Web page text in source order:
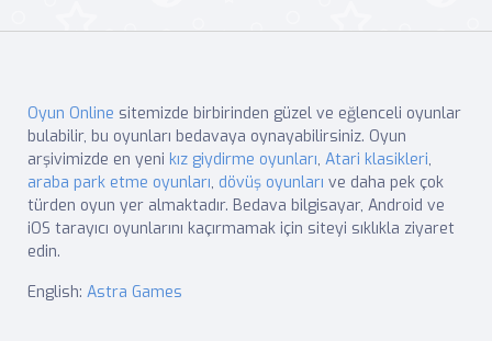
Oyun Online sitemizde birbirinden güzel ve eğlenceli oyunlar
bulabilir, bu oyunları bedavaya oynayabilirsiniz. Oyun
arşivimizde en yeni kız giydirme oyunları, Atari klasikleri,
araba park etme oyunları, dövüş oyunları ve daha pek çok
türden oyun yer almaktadır. Bedava bilgisayar, Android ve
iOS tarayıcı oyunlarını kaçırmamak için siteyi sıklıkla ziyaret
edin.
English: Astra Games